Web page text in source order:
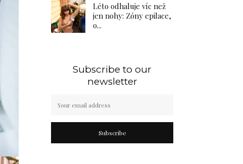
Léto odhaluje víc než
jen nohy: Zóny epilace,
o...
Subscribe to our
newsletter
Subscribe